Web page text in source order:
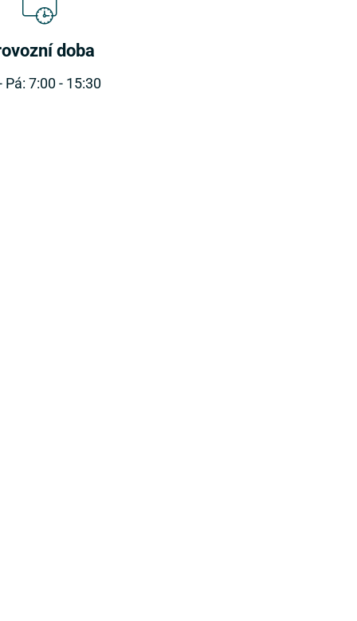
doba
Pá: 7:00 - 15:30